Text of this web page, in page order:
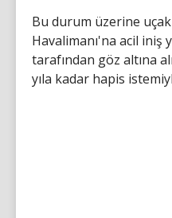
Bu durum üzerine
Havalimanı'na acil iniş
tarafından göz altına
yıla kadar hapis